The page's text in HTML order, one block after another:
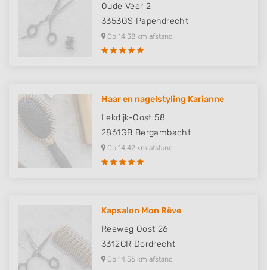
Oude Veer 2
3353GS Papendrecht
Op 14,38 km afstand
Haar en nagelstyling Karianne
Lekdijk-Oost 58
2861GB Bergambacht
Op 14,42 km afstand
Kapsalon Mon Rêve
Reeweg Oost 26
3312CR Dordrecht
Op 14,56 km afstand